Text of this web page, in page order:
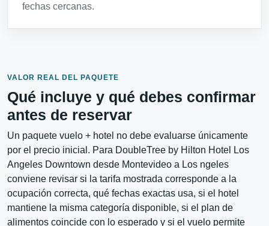
fechas cercanas.
VALOR REAL DEL PAQUETE
Qué incluye y qué debes confirmar
antes de reservar
Un paquete vuelo + hotel no debe evaluarse únicamente
por el precio inicial. Para DoubleTree by Hilton Hotel Los
Angeles Downtown desde Montevideo a Los ngeles
conviene revisar si la tarifa mostrada corresponde a la
ocupación correcta, qué fechas exactas usa, si el hotel
mantiene la misma categoría disponible, si el plan de
alimentos coincide con lo esperado y si el vuelo permite